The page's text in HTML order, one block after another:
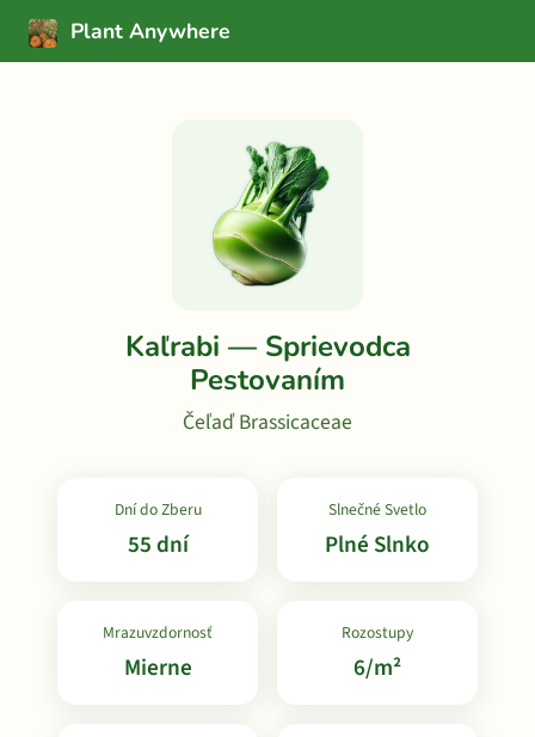
Plant Anywhere
Kaľrabi — Sprievodca
Pestovaním
Čeľaď Brassicaceae
Dní do Zberu
55 dní
Slnečné Svetlo
Plné Slnko
Mrazuvzdornosť
Mierne
Rozostupy
6/m²